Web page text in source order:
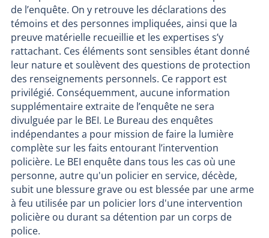
de l’enquête. On y retrouve les déclarations des
témoins et des personnes impliquées, ainsi que la
preuve matérielle recueillie et les expertises s’y
rattachant. Ces éléments sont sensibles étant donné
leur nature et soulèvent des questions de protection
des renseignements personnels. Ce rapport est
privilégié. Conséquemment, aucune information
supplémentaire extraite de l’enquête ne sera
divulguée par le BEI. Le Bureau des enquêtes
indépendantes a pour mission de faire la lumière
complète sur les faits entourant l’intervention
policière. Le BEI enquête dans tous les cas où une
personne, autre qu'un policier en service, décède,
subit une blessure grave ou est blessée par une arme
à feu utilisée par un policier lors d'une intervention
policière ou durant sa détention par un corps de
police.